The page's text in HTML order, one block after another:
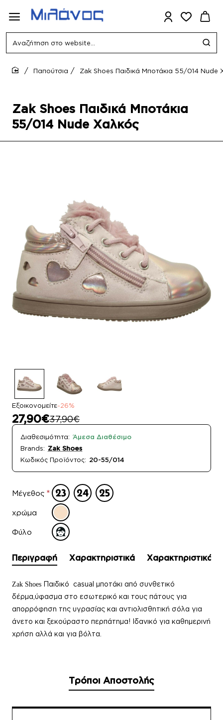
Αναζήτηση
website...
Zak Shoes Παιδικά Μποτάκια
55/014 Nude Χαλκός
Παπούτσια Zak Shoes Παιδικά Μποτάκια 55/014 Nude
Εξοικονομείτε-26%
27,90€37,90€
Διαθεσιμότητα: Άμεσα Διαθέσιμο
Brands: Zak Shoes
Κωδικός Προϊόντος: 20-55/014
Μέγεθος
χρώμα
Φύλο
Περιγραφή Χαρακτηριστικά Χαρακτηριστικά
Zak Shoes Παιδικό casual μποτάκι από συνθετικό
δέρμα,ύφασμα στο εσωτερικό και τους πάτους για
απορρόφηση της υγρασίας και αντιολισθητική σόλα για
άνετο και ξεκούραστο περπάτημα!
Ιδανικό για καθημερινή
χρήση αλλά και για βόλτα.
Τρόποι Αποστολής